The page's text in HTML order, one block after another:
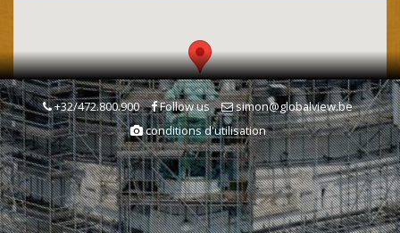
Mots clés
Entreprise Entreprise & économie
+32/472.800.900 Follow us
simon@globalview.be
conditions d'utilisation